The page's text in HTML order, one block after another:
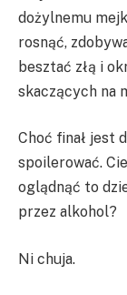
dożylnemu
rosnąć,
besztać złą i
skaczących na
Choć finał jest
spoilerować.
oglądnąć to
przez alkohol?
Ni chuja.